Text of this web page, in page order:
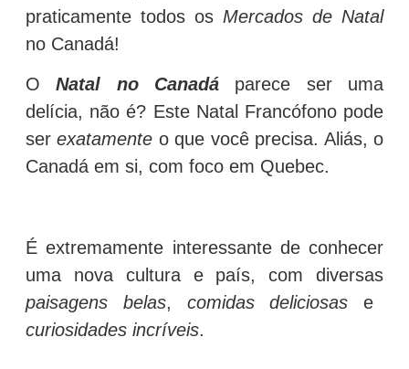
praticamente todos os Mercados de Natal
no Canadá!
O Natal no Canadá parece ser uma
delícia, não é? Este Natal Francófono pode
serexatamente o que você precisa. Aliás, o
Canadá em si, com foco em Quebec.
É extremamente interessante de conhecer
uma nova cultura e país, com diversas
paisagens belas, comidas deliciosas e
curiosidades incríveis.